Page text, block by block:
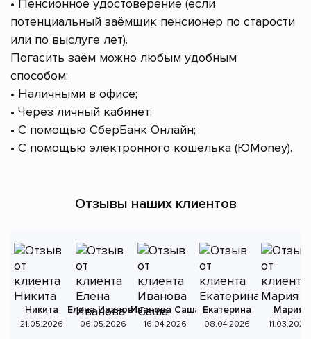
• Пенсионное удостоверение (если
потенциальный заёмщик пенсионер по старости
или по выслуге лет).
Погасить заём можно любым удобным
способом:
• Наличными в офисе;
• Через личный кабинет;
• С помощью СберБанк Онлайн;
• С помощью электронного кошелька (ЮMoney).
Отзывы наших клиентов
Никита
21.05.2026
Елена Иванова
06.05.2026
Иванова Саша
16.04.2026
Екатерина
08.04.2026
Мария
11.03.2026